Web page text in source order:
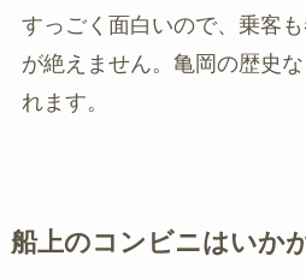
すっごく面白いので、乗客
が絶えません。亀岡の歴史
れます。
船上のコンビニはいか